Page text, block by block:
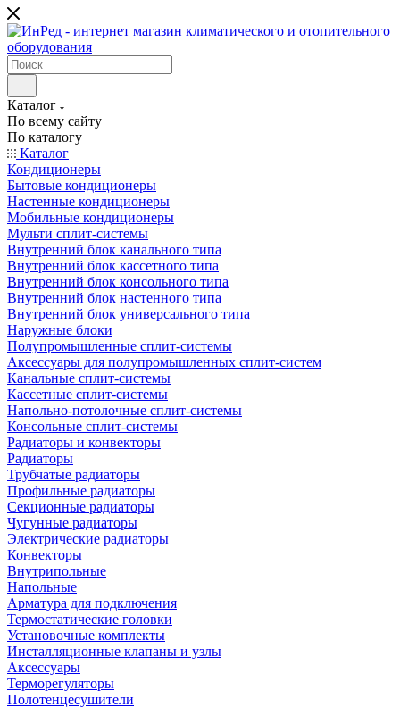
Каталог
По всему сайту
По каталогу
Каталог
Кондиционеры
Бытовые кондиционеры
Настенные кондиционеры
Мобильные кондиционеры
Мульти сплит-системы
Внутренний блок канального типа
Внутренний блок кассетного типа
Внутренний блок консольного типа
Внутренний блок настенного типа
Внутренний блок универсального типа
Наружные блоки
Полупромышленные сплит-системы
Аксессуары для полупромышленных сплит-систем
Канальные сплит-системы
Кассетные сплит-системы
Напольно-потолочные сплит-системы
Консольные сплит-системы
Радиаторы и конвекторы
Радиаторы
Трубчатые радиаторы
Профильные радиаторы
Секционные радиаторы
Чугунные радиаторы
Электрические радиаторы
Конвекторы
Внутрипольные
Напольные
Арматура для подключения
Термостатические головки
Установочные комплекты
Инсталляционные клапаны и узлы
Аксессуары
Терморегуляторы
Полотенцесушители